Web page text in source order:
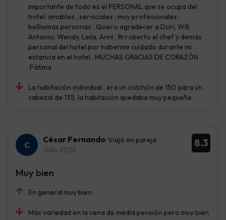
importante de todo es el PERSONAL que se ocupa del
hotel: amables , serviciales , muy profesionales ,
bellísimas personas . Quiero agradecer a Dori, Will,
Antonio, Wendy, Leila, Anni , Rrroberto el chef y demás
personal del hotel por haberme cuidado durante mi
estancia en el hotel . MUCHAS GRACIAS DE CORAZÓN
.Fátima
La habitación individual , era un colchón de 150 para un
cabezal de 135, la habitación quedaba muy pequeña.
8.3
César Fernando Viajó en pareja
Julio 2026
En general muy bien.
Más variedad en la cena de media pensión pero muy bien
Muy bien